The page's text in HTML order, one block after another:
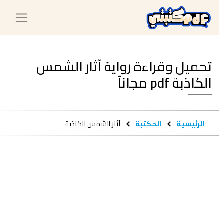
تحميل وقراءة رواية آثار الشمس
الكاذبة pdf مجاناً
الرئيسية المكتبة آثار الشمس الكاذبة